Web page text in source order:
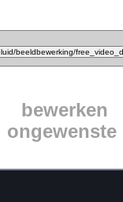
bewerken
ongewenste